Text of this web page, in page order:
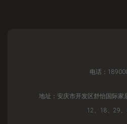
电话：
地址：安庆市开发区舒怡国际家
12、18、29